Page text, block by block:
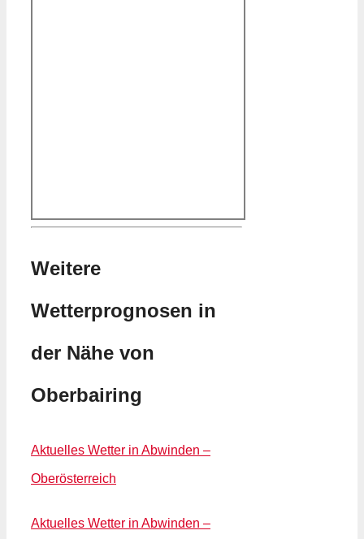
Weitere
Wetterprognosen in
der Nähe von
Oberbairing
Aktuelles Wetter in Abwinden –
Oberösterreich
Aktuelles Wetter in Abwinden –